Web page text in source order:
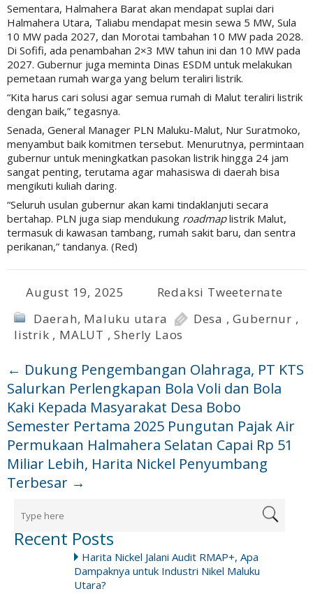
Sementara, Halmahera Barat akan mendapat suplai dari
Halmahera Utara, Taliabu mendapat mesin sewa 5 MW, Sula
10 MW pada 2027, dan Morotai tambahan 10 MW pada 2028.
Di Sofifi, ada penambahan 2×3 MW tahun ini dan 10 MW pada
2027. Gubernur juga meminta Dinas ESDM untuk melakukan
pemetaan rumah warga yang belum teraliri listrik.
“Kita harus cari solusi agar semua rumah di Malut teraliri listrik
dengan baik,” tegasnya.
Senada, General Manager PLN Maluku-Malut, Nur Suratmoko,
menyambut baik komitmen tersebut. Menurutnya, permintaan
gubernur untuk meningkatkan pasokan listrik hingga 24 jam
sangat penting, terutama agar mahasiswa di daerah bisa
mengikuti kuliah daring.
“Seluruh usulan gubernur akan kami tindaklanjuti secara
bertahap. PLN juga siap mendukung roadmaplistrik Malut,
termasuk di kawasan tambang, rumah sakit baru, dan sentra
perikanan,” tandanya. (Red)
August 19, 2025
Redaksi Tweeternate
Daerah, Maluku utara Desa ,Gubernur ,
listrik , MALUT ,Sherly Laos
← Dukung Pengembangan Olahraga, PT KTS
Salurkan Perlengkapan Bola Voli dan Bola
Kaki Kepada Masyarakat Desa Bobo
Semester Pertama 2025 Pungutan Pajak Air
Permukaan Halmahera Selatan Capai Rp 51
Miliar Lebih, Harita Nickel Penyumbang
Terbesar →
Recent Posts
Harita Nickel Jalani Audit RMAP+, Apa
Dampaknya untuk Industri Nikel Maluku
Utara?